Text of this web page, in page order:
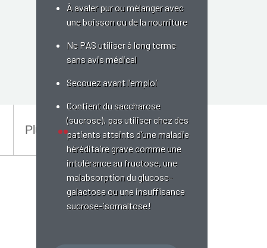
À avaler pur ou mélanger avec
une boisson ou de la nourriture
Ne PAS utiliser à long terme
sans avis médical
Secouez avant l'emploi
Contient du saccharose
(sucrose), pas utiliser chez des
patients atteints d’une maladie
héréditaire grave comme une
intolérance au fructose, une
malabsorption du glucose-
galactose ou une insuffisance
sucrose-isomaltose!
Plus